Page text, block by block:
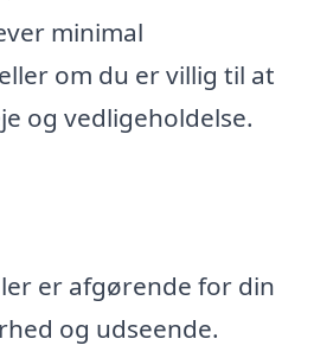
minimal
om du er villig til at
og vedligeholdelse.
er afgørende for din
og udseende.